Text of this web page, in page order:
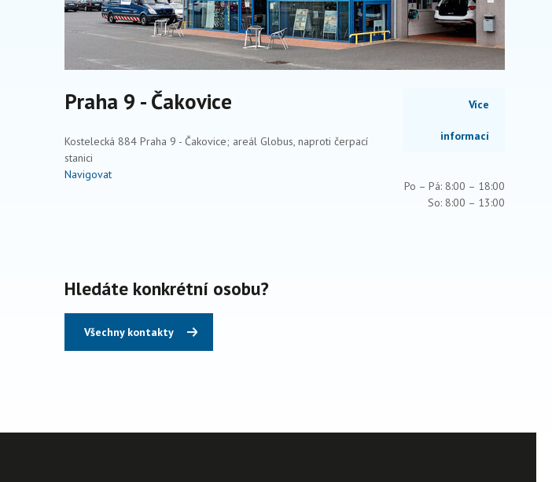
Praha 9 - Čakovice
Kostelecká 884 Praha 9 - Čakovice; areál Globus, naproti čerpací
stanici
Navigovat
Více
informací
Po – Pá: 8:00 – 18:00
So: 8:00 – 13:00
Hledáte konkrétní osobu?
Všechny kontakty